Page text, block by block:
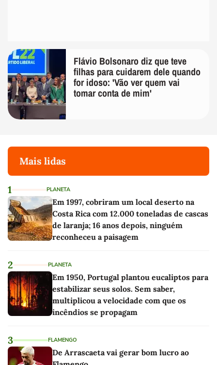
Flávio Bolsonaro diz que teve
filhas para cuidarem dele quando
for idoso: 'Vão ver quem vai
tomar conta de mim'
Mais lidas
1 PLANETA
Em 1997, cobriram um local deserto na
Costa Rica com 12.000 toneladas de cascas
de laranja; 16 anos depois, ninguém
reconheceu a paisagem
2 PLANETA
Em 1950, Portugal plantou eucaliptos para
estabilizar seus solos. Sem saber,
multiplicou a velocidade com que os
incêndios se propagam
3 FLAMENGO
De Arrascaeta vai gerar bom lucro ao